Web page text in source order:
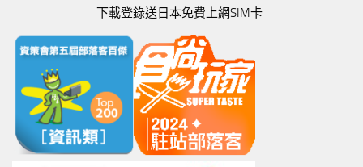
下載登錄送日本免費上網SIM卡